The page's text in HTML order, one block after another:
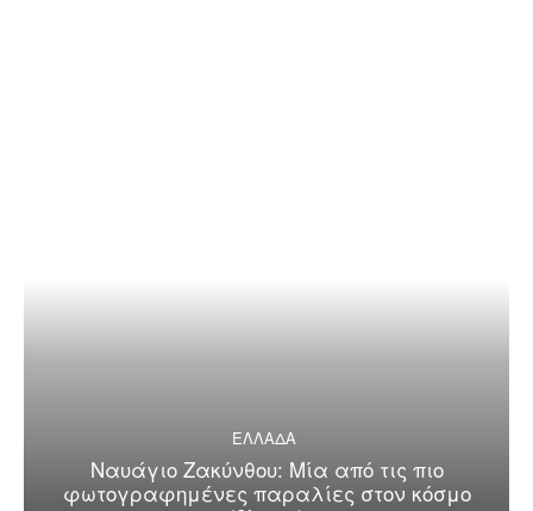
ΕΛΛΑΔΑ
Ναυάγιο Ζακύνθου: Μία από τις πιο
φωτογραφημένες παραλίες στον κόσμο